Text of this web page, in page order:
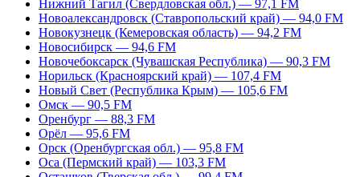
Нижний Тагил (Свердловская обл.) — 97,1 FM
Новоалександровск (Ставропольский край) — 94,0 FM
Новокузнецк (Кемеровская область) — 94,2 FM
Новосибирск — 94,6 FM
Новочебоксарск (Чувашская Республика) — 90,3 FM
Норильск (Красноярский край) — 107,4 FM
Новый Свет (Республика Крым) — 105,6 FM
Омск — 90,5 FM
Оренбург — 88,3 FM
Орёл — 95,6 FM
Орск (Оренбургская обл.) — 95,8 FM
Оса (Пермский край) — 103,3 FM